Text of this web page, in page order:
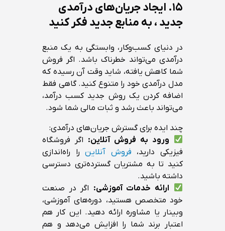
۱۵. ایجاد جریان‌های درآمدی
جدید ، به منابع جدید فکر کنید
در دنیای کسب‌وکار، وابستگی به یک منبع
درآمدی می‌تواند خطرناک باشد. اگر فروش
شما کاهش یافته، شاید وقت آن رسیده که
مدل درآمدی خود را متنوع کنید. گاهی فقط
اضافه کردن یک روش جدید کسب درآمد،
می‌تواند باعث رشد و ثبات مالی شما شود.
چند ایده برای گسترش جریان‌های درآمدی:
ورود به فروش آنلاین: اگر فروشگاه
فیزیکی دارید، فروش آنلاینرا راه‌اندازی
کنید تا به مشتریان گسترده‌تری دسترسی
داشته باشید.
ارائه خدمات آموزشی: اگر در صنعت
خود متخصص هستید، دوره‌های آموزشی،
وبینار یا مشاوره ارائه دهید. این کار هم
اعتبار برند شما را افزایش می‌دهد و هم